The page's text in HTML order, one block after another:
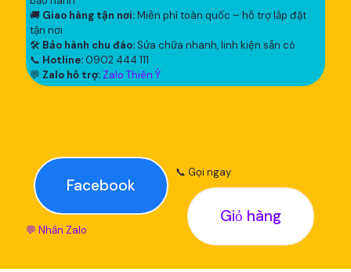
🚚 Giao hàng tận nơi:Miễn phí toàn quốc – hỗ trợ lắp đặt
tận nơi
🛠 Bảo hành chu đáo: Sửa chữa nhanh, linh kiện sẵn có
📞 Hotline: 0902 444 111
💬 Zalo hỗ trợ: Zalo Thiên Ý
Facebook
💬 Nhắn Zalo
📞 Gọi ngay
Giỏ hàng